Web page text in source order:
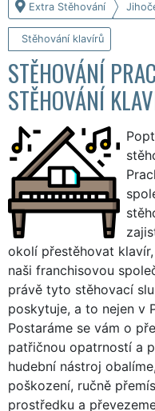
Extra Stěhování
Stěhování klavírů
STĚHOVÁNÍ
STĚHOVÁNÍ
okolí přestěhovat
naši franchisovou
právě tyto stěhovací
poskytuje, a to nejen v
Postaráme se vám o
patřičnou opatrností a
hudební nástroj
poškození, ručně
prostředku a